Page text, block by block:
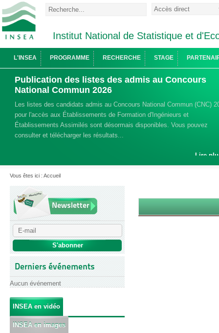
Institut National de Statistique et
L'INSEA PROGRAMME RECHERCHE STAGE
Publication des listes des admis au Concours
National Commun 2026
Les listes des candidats admis au Concours National Commun (CNC)
pour l'accès aux Établissements de Formation d'Ingénieurs et
Établissements Assimilés sont désormais disponibles. Vous pouvez
consulter et télécharger les résultats...
Lire
Vous êtes ici : Accueil
Newsletter
Derniers événements
Aucun événement
INSEA en vidéo
INSEA en images